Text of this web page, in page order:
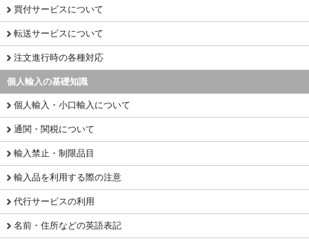
買付サービスについて
転送サービスについて
注文進行時の各種対応
個人輸入の基礎知識
個人輸入・小口輸入について
通関・関税について
輸入禁止・制限品目
輸入品を利用する際の注意
代行サービスの利用
名前・住所などの英語表記